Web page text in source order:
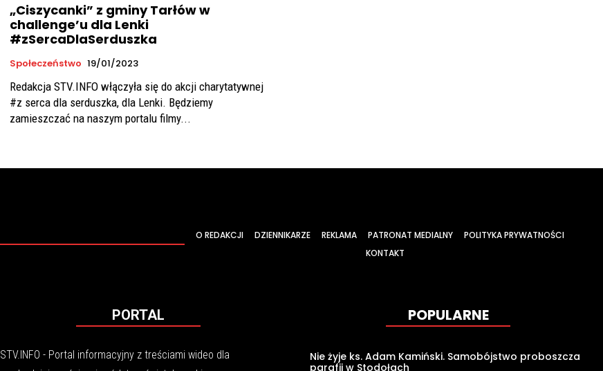
„Ciszycanki” z gminy Tarłów w
challenge’u dla Lenki
#zSercaDlaSerduszka
Społeczeństwo 19/01/2023
Redakcja STV.INFO włączyła się do akcji charytatywnej
#z serca dla serduszka, dla Lenki. Będziemy
zamieszczać na naszym portalu filmy...
O REDAKCJI DZIENNIKARZE REKLAMA PATRONAT MEDIALNY
POLITYKA PRYWATNOŚCI
KONTAKT
PORTAL
STV.INFO - Portal informacyjny z treściami wideo dla
POPULARNE
Nie żyje ks. Adam Kamiński. Samobójstwo proboszcza
parafii w Stodołach